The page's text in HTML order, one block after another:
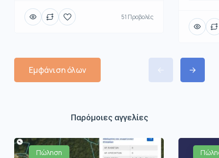
51 Προβολές
Εμφάνιση όλων
Παρόμοιες αγγελίες
Πώληση